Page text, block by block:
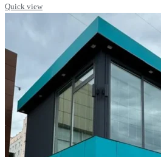
Quick view